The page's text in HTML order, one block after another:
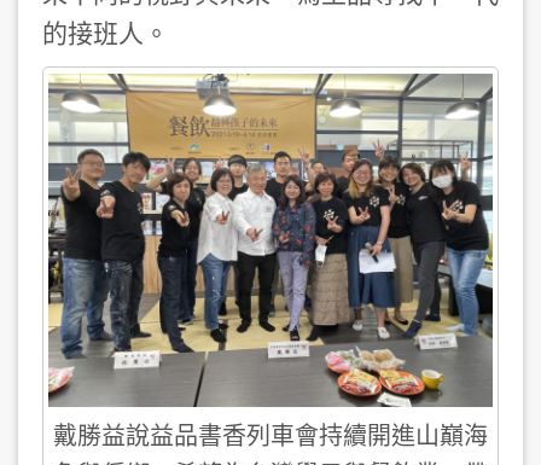
的接班人。
戴勝益說益品書香列車會持續開進山巔海